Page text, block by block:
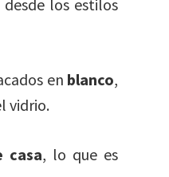
los estilos
en blanco,
vidrio.
casa, lo que es